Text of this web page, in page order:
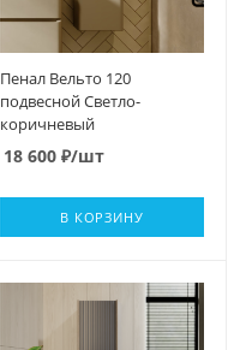
Пенал Вельто 120
подвесной Светло-
коричневый
18 600₽/шт
В КОРЗИНУ